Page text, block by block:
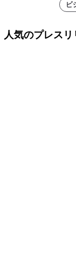
ビ
人気のプレスリ